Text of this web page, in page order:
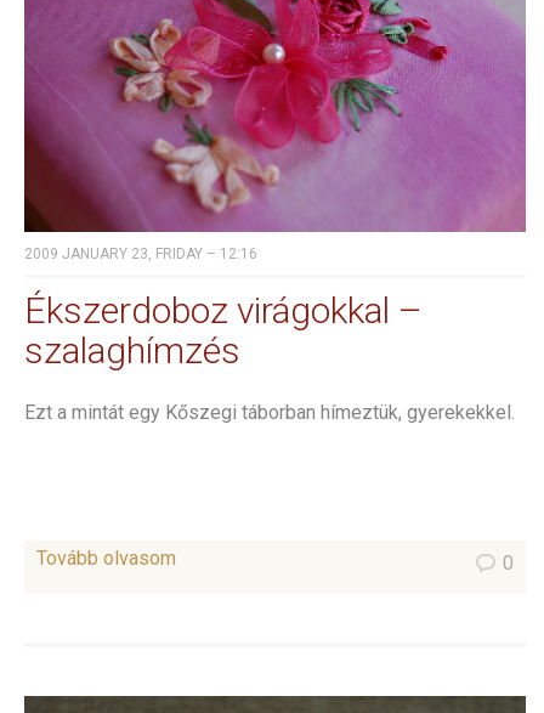
2009 JANUARY 23, FRIDAY – 12:16
Ékszerdoboz virágokkal –
szalaghímzés
Ezt a mintát egy Kőszegi táborban hímeztük, gyerekekkel.
Tovább olvasom 0